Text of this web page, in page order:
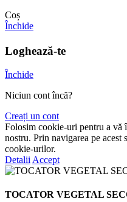
Coș
Închide
Loghează-te
Închide
Niciun cont încă?
Creați un cont
Folosim cookie-uri pentru a vă
nostru. Prin navigarea pe acest
cookie-urilor.
Detalii Accept
TOCATOR VEGETAL